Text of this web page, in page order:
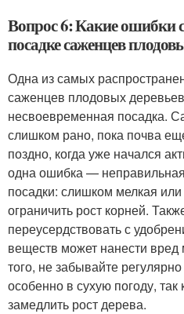
Вопрос 6: Какие ошибки
посадке саженцев
Одна из самых
саженцев плодовых
несвоевременная посадка.
слишком рано, пока почва
поздно, когда уже начался
одна ошибка —
посадки: слишком мелкая
ограничить рост корней.
переусердствовать с
веществ может нанести
того, не забывайте
особенно в сухую погоду, так
замедлить рост дерева.